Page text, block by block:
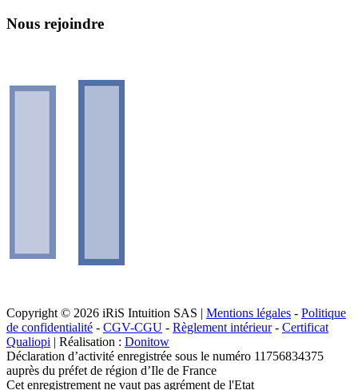
Nous rejoindre
Copyright © 2026 iRiS Intuition SAS | Mentions légales - Politique
de confidentialité - CGV-CGU - Règlement intérieur- Certificat
Qualiopi | Réalisation : Donitow
Déclaration d’activité enregistrée sous le numéro 11756834375
auprès du préfet de région d’Ile de France
Cet enregistrement ne vaut pas agrément de l'Etat